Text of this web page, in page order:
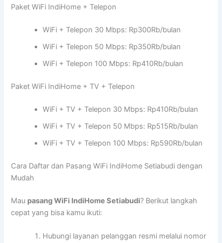
Paket WiFi IndiHome + Telepon
WiFi + Telepon 30 Mbps: Rp300Rb/bulan
WiFi + Telepon 50 Mbps: Rp350Rb/bulan
WiFi + Telepon 100 Mbps: Rp410Rb/bulan
Paket WiFi IndiHome + TV + Telepon
WiFi + TV + Telepon 30 Mbps: Rp410Rb/bulan
WiFi + TV + Telepon 50 Mbps: Rp515Rb/bulan
WiFi + TV + Telepon 100 Mbps: Rp590Rb/bulan
Cara Daftar dan Pasang WiFi IndiHome Setiabudi dengan
Mudah
Mau pasang WiFi IndiHome Setiabudi? Berikut langkah
cepat yang bisa kamu ikuti:
Hubungi layanan pelanggan resmi melalui nomor